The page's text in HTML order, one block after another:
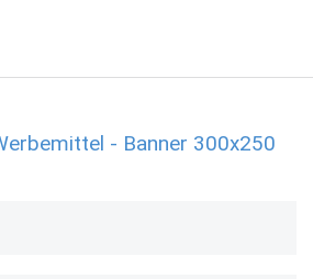
- Banner 300x250